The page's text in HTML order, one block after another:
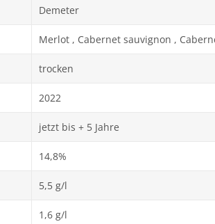
Demeter
Merlot , Cabernet sauvignon ,
trocken
2022
jetzt bis + 5 Jahre
14,8%
5,5 g/l
1,6 g/l